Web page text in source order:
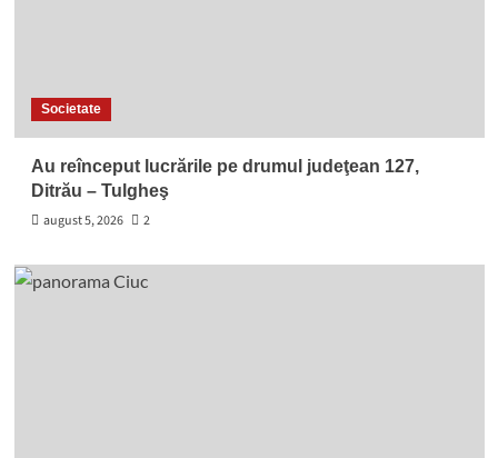
Societate
Au reînceput lucrările pe drumul judeţean 127,
Ditrău – Tulgheş
august 5, 2026
2